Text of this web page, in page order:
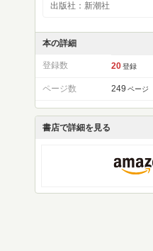
出版社：新潮社
本の詳細
登録数 20 登録
ページ数 249 ページ
書店で詳細を見る